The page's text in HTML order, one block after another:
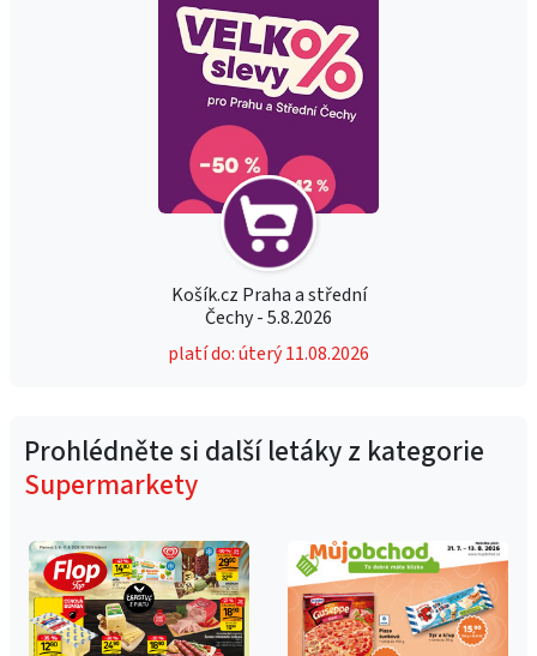
Košík.cz Praha a střední
Čechy - 5.8.2026
platí do: úterý 11.08.2026
Prohlédněte si další letáky z kategorie
Supermarkety